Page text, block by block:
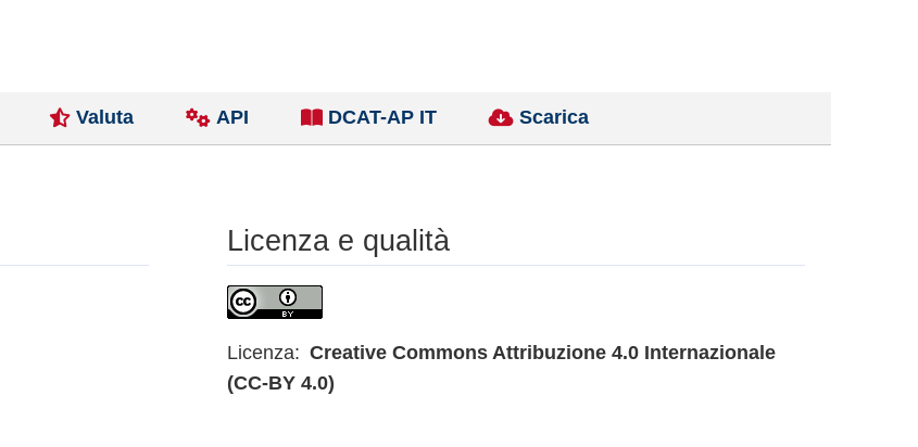
Valuta API DCAT-AP IT Scarica
Licenza e qualità
Licenza: Creative Commons Attribuzione 4.0 Internazionale
(CC-BY 4.0)